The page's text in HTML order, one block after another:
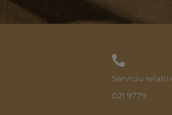
Serviciu relatii
021 9779